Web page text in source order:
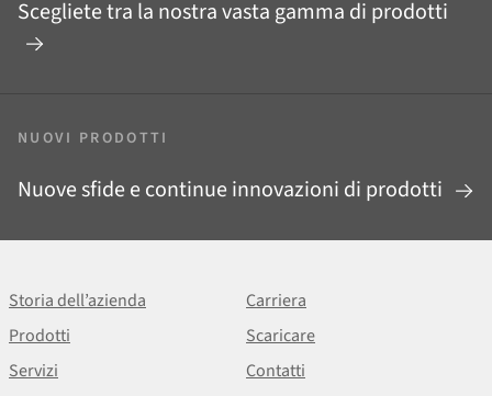
Scegliete tra la nostra vasta gamma di prodotti
NUOVI PRODOTTI
Nuove sfide e continue innovazioni di prodotti
Storia dell’azienda
Carriera
Prodotti
Scaricare
Servizi
Contatti